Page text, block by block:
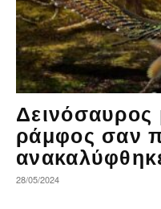
Δεινόσαυρος
ράμφος σαν
28/05/2024